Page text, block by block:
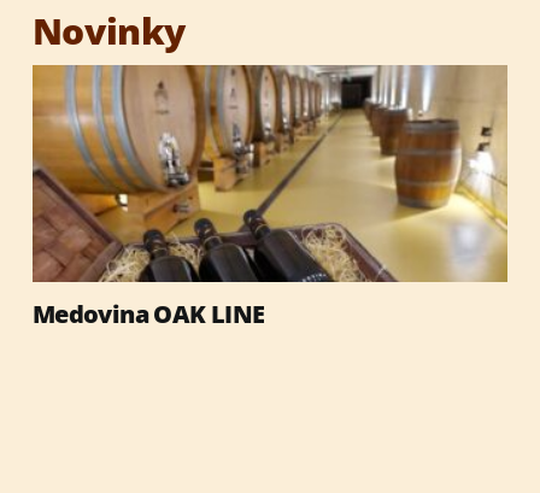
Darčekové sety
Darčekové obaly
Med
Výrobky so včelími produktmi
Novinky
Medovina OAK LINE